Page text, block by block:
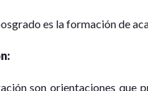
es la formación de
son orientaciones